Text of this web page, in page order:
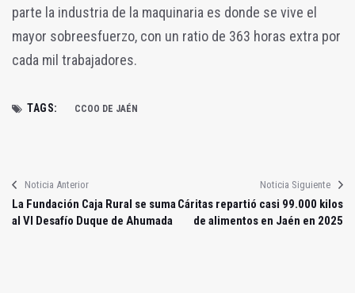
parte la industria de la maquinaria es donde se vive el
mayor sobreesfuerzo, con un ratio de 363 horas extra por
cada mil trabajadores.
TAGS: CCOO DE JAÉN
Noticia Anterior
La Fundación Caja Rural se suma
al VI Desafío Duque de Ahumada
Noticia Siguiente
Cáritas repartió casi 99.000 kilos
de alimentos en Jaén en 2025